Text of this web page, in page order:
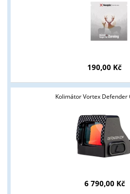
190,00 Kč
Kolimátor Vortex Defender
6 790,00 Kč